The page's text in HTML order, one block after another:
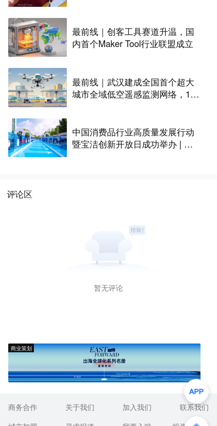
最前线｜创客工具赛道升温，国
内首个Maker Tool行业联盟成立
最前线｜武汉建成全国首个超大
城市全域低空遥感监测网络，146
中国消费品行业高质量发展行动
暨宝洁创新开放日成功举办 | 最
评论区
暂无评论
商业策划
商务合作 关于我们 加入我们
联系我们